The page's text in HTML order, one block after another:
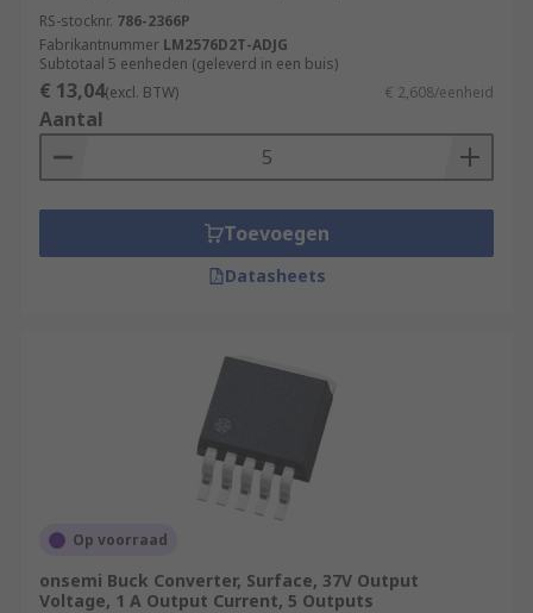
RS-stocknr. 786-2366P
Fabrikantnummer LM2576D2T-ADJG
Subtotaal 5 eenheden (geleverd in een buis)
€ 13,04(excl. BTW) € 2,608/eenheid
Aantal
Toevoegen
Datasheets
Op voorraad
onsemi Buck Converter, Surface, 37V Output
Voltage, 1 A Output Current, 5 Outputs